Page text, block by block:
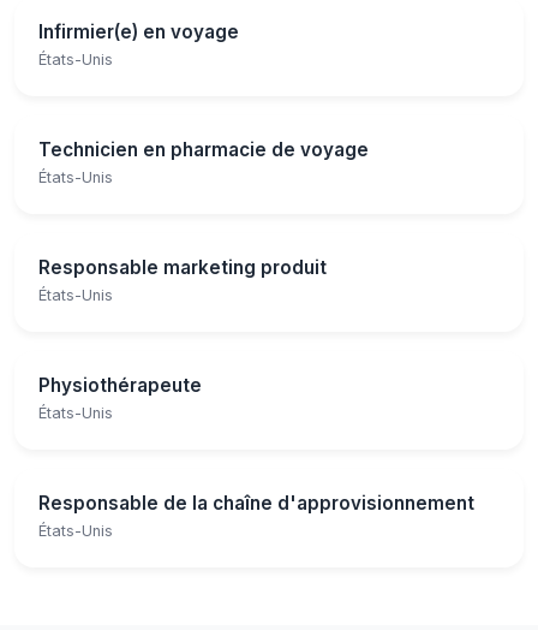
Infirmier(e) en voyage
États-Unis
Technicien en pharmacie de voyage
États-Unis
Responsable marketing produit
États-Unis
Physiothérapeute
États-Unis
Responsable de la chaîne d'approvisionnement
États-Unis